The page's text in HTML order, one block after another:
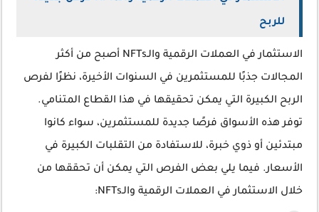
للربح
الاستثمار في العملات الرقمية والـNFTs أصبح من أكثر
المجالات جذبًا للمستثمرين في السنوات الأخيرة، نظرًا لفرص
الربح الكبيرة التي يمكن تحقيقها في هذا القطاع المتنامي.
توفر هذه الأسواق فرصًا جديدة للمستثمرين، سواء كانوا
مبتدئين أو ذوي خبرة، للاستفادة من التقلبات الكبيرة في
الأسعار. فيما يلي بعض الفرص التي يمكن أن تحققها من
خلال الاستثمار في العملات الرقمية والـNFTs: